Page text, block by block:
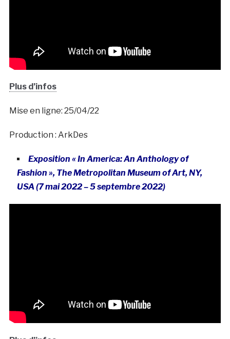
Plus d’infos
Mise en ligne: 25/04/22
Production : ArkDes
Exposition « In America: An Anthology of
Fashion », The Metropolitan Museum of Art, NY,
USA (7 mai 2022 – 5 septembre 2022)